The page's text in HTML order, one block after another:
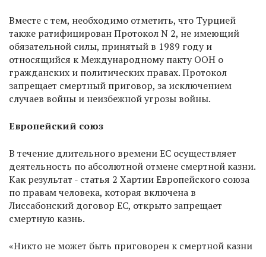
Вместе с тем, необходимо отметить, что Турцией
также ратифицирован Протокол N 2, не имеющий
обязательной силы, принятый в 1989 году и
относящийся к Международному пакту ООН о
гражданских и политических правах. Протокол
запрещает смертный приговор, за исключением
случаев войны и неизбежной угрозы войны.
Европейский союз
В течение длительного времени ЕС осуществляет
деятельность по абсолютной отмене смертной казни.
Как результат - статья 2 Хартии Европейского союза
по правам человека, которая включена в
Лиссабонский договор ЕС, открыто запрещает
смертную казнь.
«Никто не может быть приговорен к смертной казни